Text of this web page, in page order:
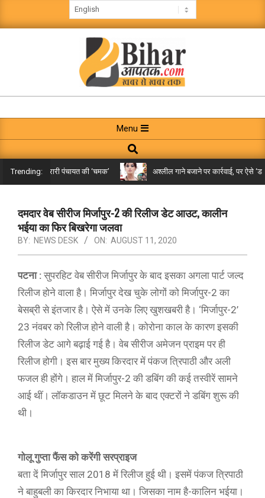
to
BIHAR
AAPTAK
Navigation
Menu
Menu
Search
Trending:
तक पहुंची गरारी पंचायत की ‘चमक’ अश्लील गाने बजाने पर कार्रवाई, पर ऐसे ‘डबल
दमदार वेब सीरीज मिर्जापुर-2 की रिलीज डेट आउट, कालीन
भईया का फिर बिखरेगा जलवा
BY: NEWS DESK ON: AUGUST 11, 2020
पटना : सुपरहिट वेब सीरीज मिर्जापुर के बाद इसका अगला पार्ट जल्द
रिलीज होने वाला है। मिर्जापुर देख चुके लोगों को मिर्जापुर-2 का
बेसब्री से इंतजार है। ऐसे में उनके लिए खुशखबरी है। ‘मिर्जापुर-2’
23 नंवबर को रिलीज होने वाली है। कोरोना काल के कारण इसकी
रिलीज डेट आगे बढ़ाई गई है। वेब सीरीज अमेजन प्राइम पर ही
रिलीज होगी। इस बार मुख्य किरदार में पंकज त्रिपाठी और अली
फजल ही होंगे। हाल में मिर्जापुर-2 की डबिंग की कई तस्वीरें सामने
आई थीं। लॉकडाउन में छूट मिलने के बाद एक्टरों ने डबिंग शुरू की
थी।
गोलू गुप्ता फैंस को करेंगी सरप्राइज
बता दें मिर्जापुर साल 2018 में रिलीज हुई थी। इसमें पंकज त्रिपाठी
ने बाहुबली का किरदार निभाया था। जिसका नाम है-कालिन भईया।